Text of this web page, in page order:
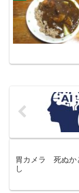
胃カメラ 死ぬか
し